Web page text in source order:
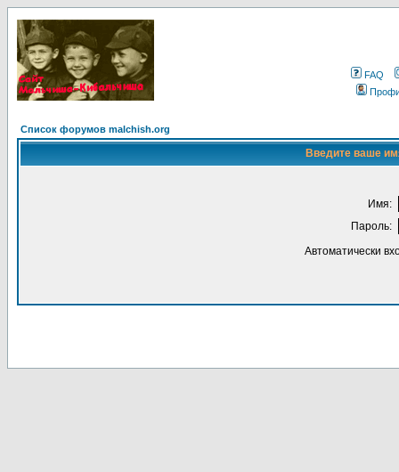
FAQ
Список форумов malchish.org
Введите ваше
Имя:
Пароль:
Автоматически